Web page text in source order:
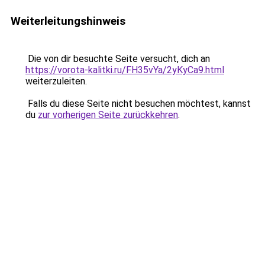
Weiterleitungshinweis
Die von dir besuchte Seite versucht, dich an
https://vorota-kalitki.ru/FH35vYa/2yKyCa9.html
weiterzuleiten.
Falls du diese Seite nicht besuchen möchtest, kannst
du zur vorherigen Seite zurückkehren.